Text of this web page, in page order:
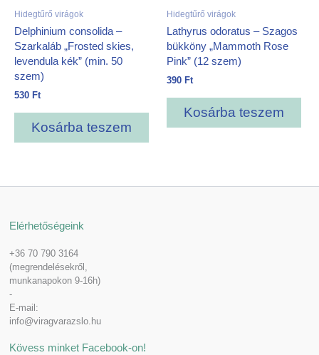
Hidegtűrő virágok
Delphinium consolida –
Szarkaláb „Frosted skies,
levendula kék” (min. 50
szem)
530 Ft
Kosárba teszem
Hidegtűrő virágok
Lathyrus odoratus – Szagos
bükköny „Mammoth Rose
Pink” (12 szem)
390 Ft
Kosárba teszem
Elérhetőségeink
+36 70 790 3164
(megrendelésekről,
munkanapokon 9-16h)
-
E-mail:
info@viragvarazslo.hu
Kövess minket Facebook-on!